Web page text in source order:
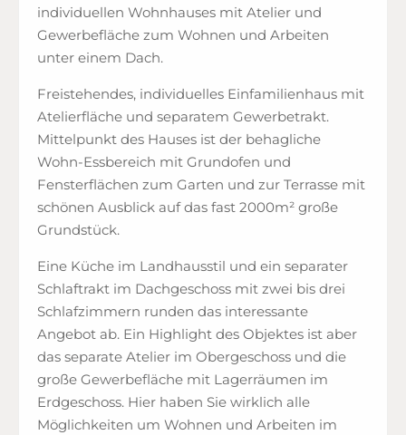
individuellen Wohnhauses mit Atelier und
Gewerbefläche zum Wohnen und Arbeiten
unter einem Dach.
Freistehendes, individuelles Einfamilienhaus mit
Atelierfläche und separatem Gewerbetrakt.
Mittelpunkt des Hauses ist der behagliche
Wohn-Essbereich mit Grundofen und
Fensterflächen zum Garten und zur Terrasse mit
schönen Ausblick auf das fast 2000m² große
Grundstück.
Eine Küche im Landhausstil und ein separater
Schlaftrakt im Dachgeschoss mit zwei bis drei
Schlafzimmern runden das interessante
Angebot ab. Ein Highlight des Objektes ist aber
das separate Atelier im Obergeschoss und die
große Gewerbefläche mit Lagerräumen im
Erdgeschoss. Hier haben Sie wirklich alle
Möglichkeiten um Wohnen und Arbeiten im